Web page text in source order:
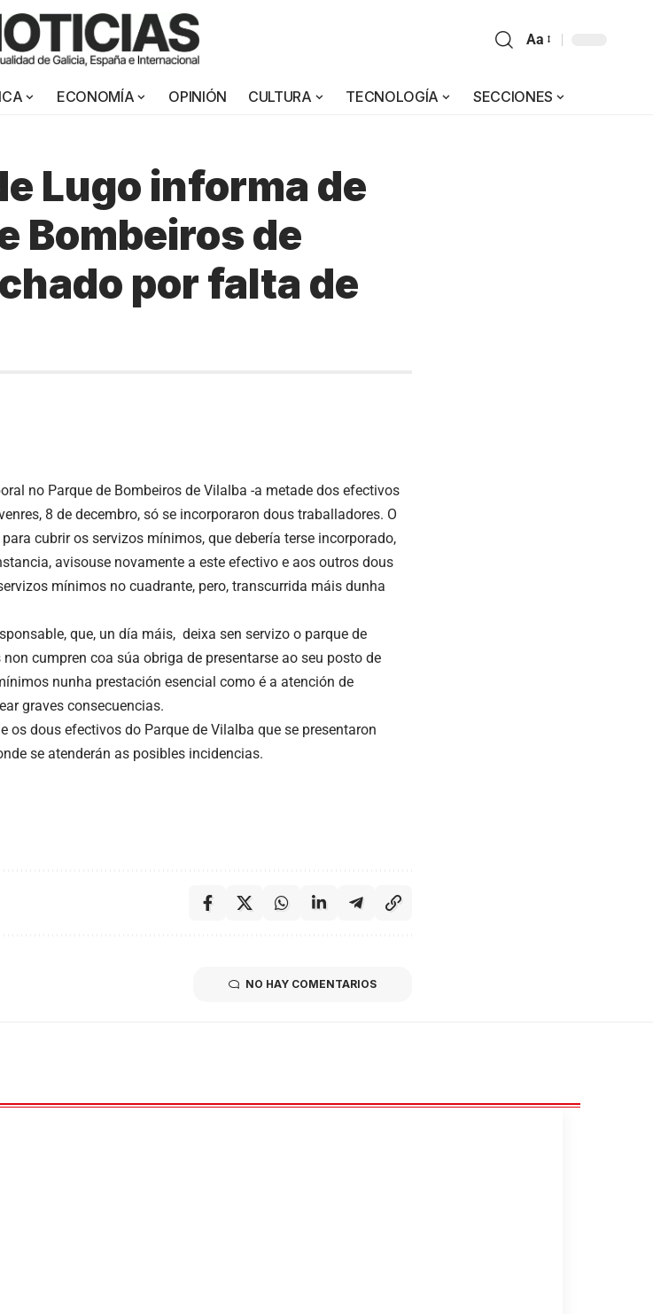
Aa
ECONOMÍA OPINIÓN CULTURA TECNOLOGÍA SECCIONES
Lugo informa de
Bombeiros de
por falta de
no Parque de Bombeiros de Vilalba -a metade dos efectivos
8 de decembro, só se incorporaron dous traballadores. O
cubrir os servizos mínimos, que debería terse incorporado,
avisouse novamente a este efectivo e aos outros dous
mínimos no cuadrante, pero, transcurrida máis dunha
que, un día máis, deixa sen servizo o parque de
cumpren coa súa obriga de presentarse ao seu posto de
nunha prestación esencial como é a atención de
graves consecuencias.
os dous efectivos do Parque de Vilalba que se presentaron
se atenderán as posibles incidencias.
NO HAY COMENTARIOS